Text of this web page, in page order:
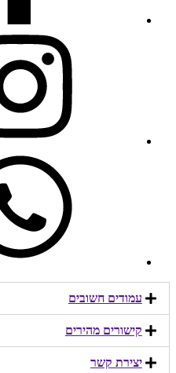
עמודים חשובים
קישורים מהירים​
יצירת קשר​